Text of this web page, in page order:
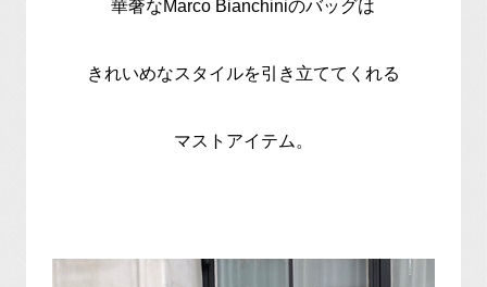
華奢なMarco Bianchiniのバッグは
きれいめなスタイルを引き立ててくれる
マストアイテム。